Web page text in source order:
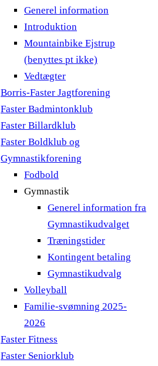
Generel information
Introduktion
Mountainbike Ejstrup
(benyttes pt ikke)
Vedtægter
Borris-Faster Jagtforening
Faster Badmintonklub
Faster Billardklub
Faster Boldklub og
Gymnastikforening
Fodbold
Gymnastik
Generel information fra
Gymnastikudvalget
Træningstider
Kontingent betaling
Gymnastikudvalg
Volleyball
Familie-svømning 2025-
2026
Faster Fitness
Faster Seniorklub